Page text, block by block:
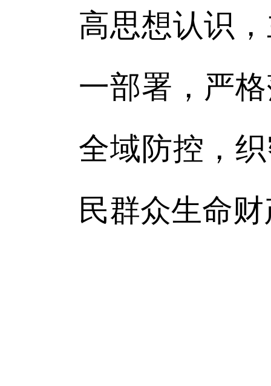
高思想认识
一部署，严
全域防控，
民群众生命